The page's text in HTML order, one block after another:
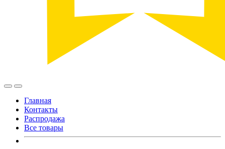
Главная
Контакты
Распродажа
Все товары